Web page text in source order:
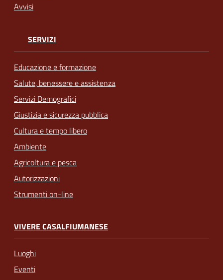
Avvisi
SERVIZI
Educazione e formazione
Salute, benessere e assistenza
Servizi Demografici
Giustizia e sicurezza pubblica
Cultura e tempo libero
Ambiente
Agricoltura e pesca
Autorizzazioni
Strumenti on-line
VIVERE CASALFIUMANESE
Luoghi
Eventi